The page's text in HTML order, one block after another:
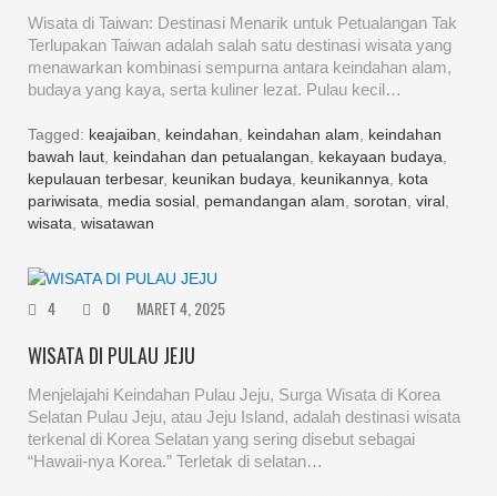
Wisata di Taiwan: Destinasi Menarik untuk Petualangan Tak
Terlupakan Taiwan adalah salah satu destinasi wisata yang
menawarkan kombinasi sempurna antara keindahan alam,
budaya yang kaya, serta kuliner lezat. Pulau kecil…
Tagged: keajaiban keindahan keindahan alam
keindahan
bawah laut keindahan dan petualangan kekayaan budaya
kepulauan terbesar, keunikan budaya keunikannya
kota
pariwisata
media sosial pemandangan alam sorotan viral
wisata wisatawan
4 0 MARET 4, 2025
WISATA DI PULAU JEJU
Menjelajahi Keindahan Pulau Jeju, Surga Wisata di Korea
Selatan Pulau Jeju, atau Jeju Island, adalah destinasi wisata
terkenal di Korea Selatan yang sering disebut sebagai
“Hawaii-nya Korea.” Terletak di selatan…